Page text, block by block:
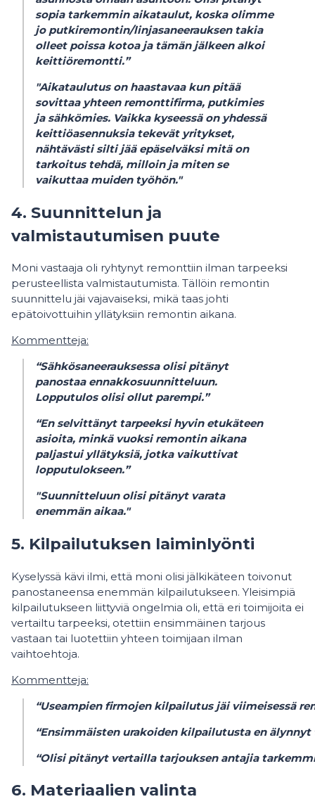
sopia tarkemmin aikataulut, koska olimme
jo putkiremontin/linjasaneerauksen takia
olleet poissa kotoa ja tämän jälkeen alkoi
keittiöremontti.”
"Aikataulutus on haastavaa kun pitää
sovittaa yhteen remonttifirma, putkimies
ja sähkömies. Vaikka kyseessä on yhdessä
keittiöasennuksia tekevät yritykset,
nähtävästi silti jää epäselväksi mitä on
tarkoitus tehdä, milloin ja miten se
vaikuttaa muiden työhön."
4. Suunnittelun ja
valmistautumisen puute
Moni vastaaja oli ryhtynyt remonttiin ilman tarpeeksi
perusteellista valmistautumista. Tällöin remontin
suunnittelu jäi vajavaiseksi, mikä taas johti
epätoivottuihin yllätyksiin remontin aikana.
Kommentteja:
“Sähkösaneerauksessa olisi pitänyt
panostaa ennakkosuunnitteluun.
Lopputulos olisi ollut parempi.”
“En selvittänyt tarpeeksi hyvin etukäteen
asioita, minkä vuoksi remontin aikana
paljastui yllätyksiä, jotka vaikuttivat
lopputulokseen.”
"Suunnitteluun olisi pitänyt varata
enemmän aikaa."
5. Kilpailutuksen laiminlyönti
Kyselyssä kävi ilmi, että moni olisi jälkikäteen toivonut
panostaneensa enemmän kilpailutukseen. Yleisimpiä
kilpailutukseen liittyviä ongelmia oli, että eri toimijoita ei
vertailtu tarpeeksi, otettiin ensimmäinen tarjous
vastaan tai luotettiin yhteen toimijaan ilman
vaihtoehtoja.
Kommentteja:
“Useampien firmojen kilpailutus jäi viimeisessä
“Ensimmäisten urakoiden kilpailutusta en
“Olisi pitänyt vertailla tarjouksen antajia
6. Materiaalien valinta